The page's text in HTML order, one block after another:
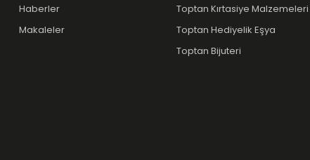
Haberler
Makaleler
Toptan Kırtasiye Malzemeleri
Toptan Hediyelik Eşya
Toptan Bijuteri